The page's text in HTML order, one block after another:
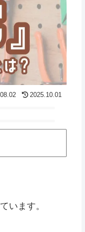
2025.10.01
います。